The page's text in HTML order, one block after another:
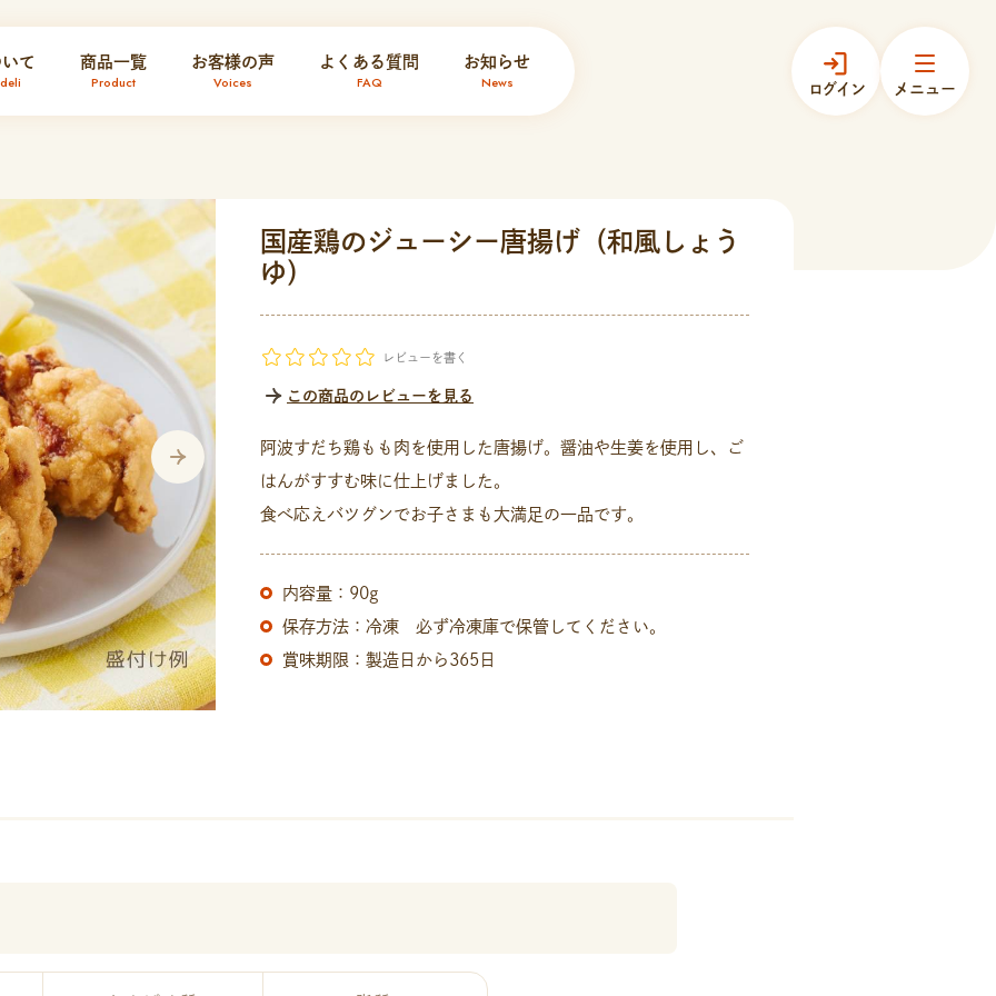
て 商品一覧
Product
お客様の声
Voices
よくある質問
FAQ
お知らせ
News ログイン メニュー
国産鶏のジューシー唐揚げ（和風しょう
ゆ）
レビューを書く
この商品のレビューを見る
阿波すだち鶏もも肉を使用した唐揚げ。醤油や生姜を使用し、ご
はんがすすむ味に仕上げました。
食べ応えバツグンでお子さまも大満足の一品です。
内容量：90g
保存方法：冷凍 必ず冷凍庫で保管してください。
賞味期限：製造日から365日